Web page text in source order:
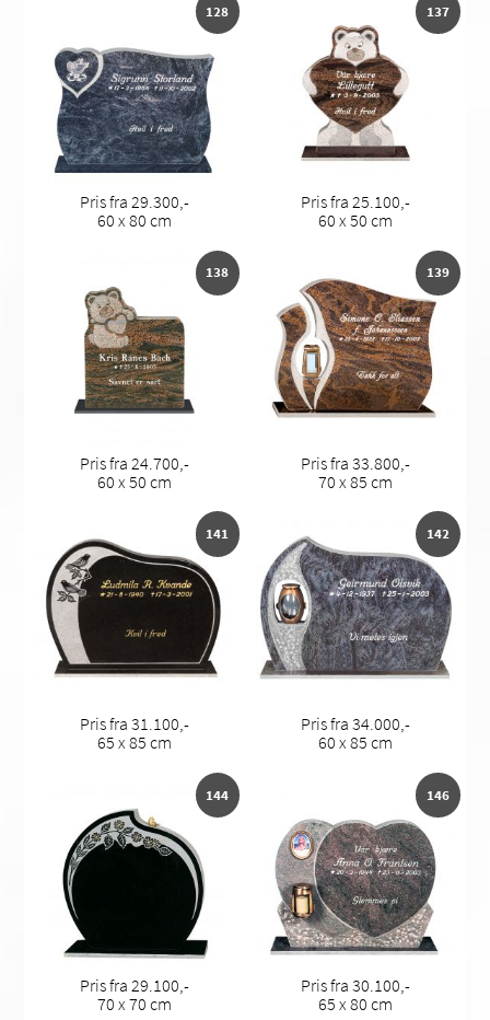
128
Pris fra 29.300,-
60 x 80 cm
137
Pris fra 25.100,-
60 x 50 cm
138
Pris fra 24.700,-
60 x 50 cm
139
Pris fra 33.800,-
70 x 85 cm
141
Pris fra 31.100,-
65 x 85 cm
142
Pris fra 34.000,-
60 x 85 cm
144
Pris fra 29.100,-
70 x 70 cm
146
Pris fra 30.100,-
65 x 80 cm